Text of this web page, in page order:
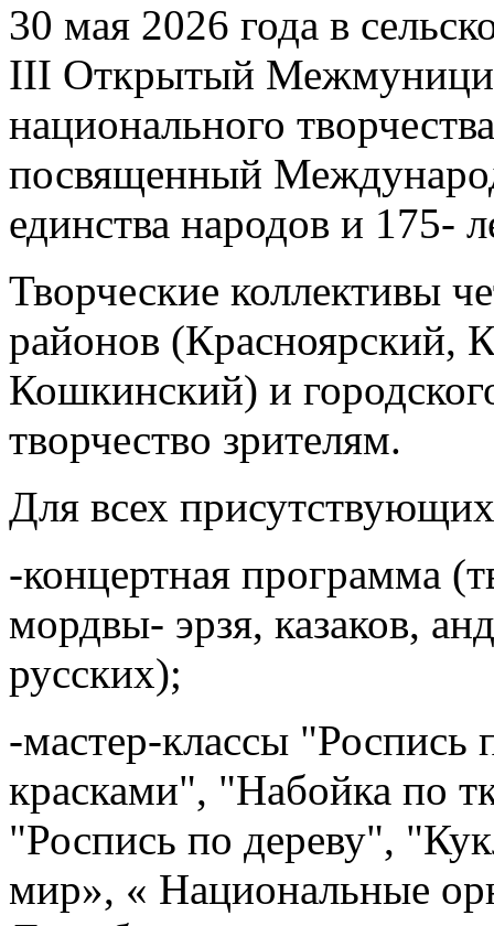
30 мая 2026 года в
III Открытый
национального
посвященный
единства народов и 175-
Творческие коллективы
районов (Красноярский,
Кошкинский) и
творчество зрителям.
Для всех
-концертная программа
мордвы- эрзя, казаков,
русских);
-мастер-классы
красками", "Набойка по
"Роспись по дереву",
мир», « Национальные